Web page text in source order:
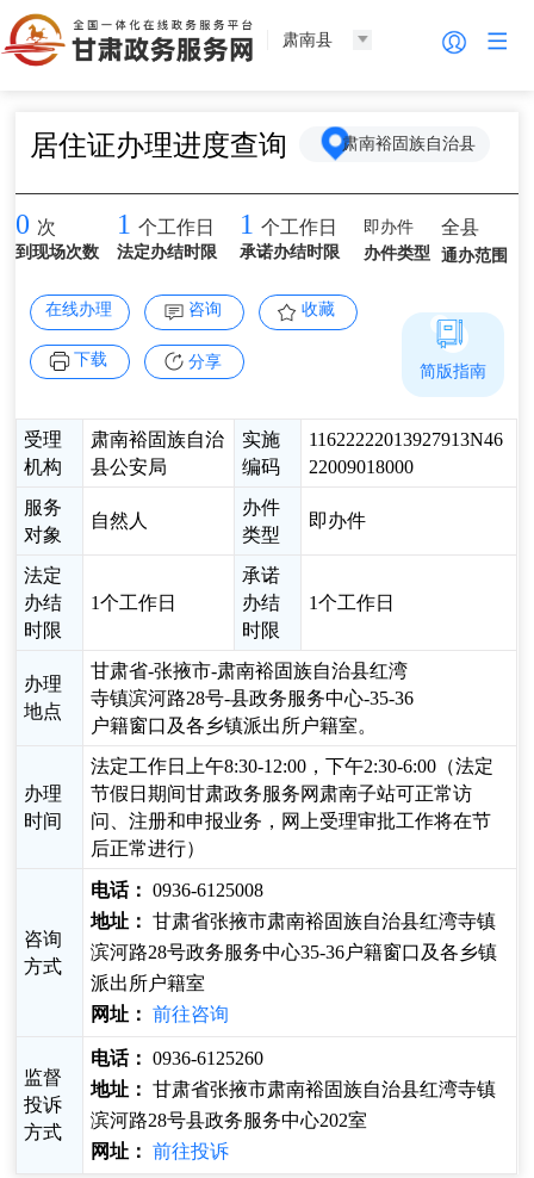
肃南县
居住证办理进度查询 肃南裕固族自治县
0 次
到现场次数
1 个工作日
法定办结时限
1 个工作日
承诺办结时限
即办件
办件类型
全县
通办范围
在线办理 咨询 收藏
下载 分享
受理
机构
肃南裕固族自治
县公安局
实施
编码
11622222013927913N46
22009018000
服务
对象
自然人
办件
类型
即办件
法定
办结
时限
1个工作日
承诺
办结
时限
1个工作日
办理
地点
甘肃省-张掖市-肃南裕固族自治县红湾
寺镇滨河路28号-县政务服务中心-35-36
户籍窗口及各乡镇派出所户籍室。
办理
时间
法定工作日上午8:30-12:00，下午2:30-6:00（法定
节假日期间甘肃政务服务网肃南子站可正常访
问、注册和申报业务，网上受理审批工作将在节
后正常进行）
咨询
方式
电话： 0936-6125008
地址： 甘肃省张掖市肃南裕固族自治县红湾寺镇
滨河路28号政务服务中心35-36户籍窗口及各乡镇
派出所户籍室
网址： 前往咨询
监督
投诉
方式
电话： 0936-6125260
地址： 甘肃省张掖市肃南裕固族自治县红湾寺镇
滨河路28号县政务服务中心202室
网址： 前往投诉
简版指南